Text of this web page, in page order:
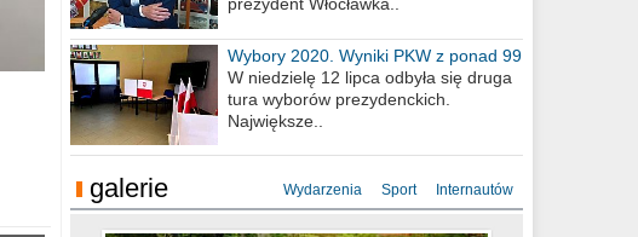
Wybory 2020. Wyniki PKW z ponad 99
procent obwodów
W niedzielę 12 lipca odbyła się druga
tura wyborów prezydenckich.
Największe..
galerie Wydarzenia Sport Internautów
Konkurs fotograficzny "Co to za